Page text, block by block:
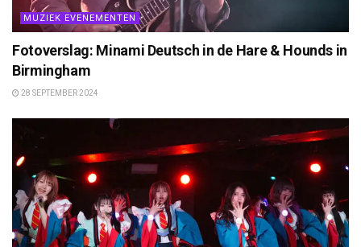
MUZIEK EVENEMENTEN
Fotoverslag: Minami Deutsch in de Hare & Hounds in
Birmingham
28 SEPTEMBER 2024